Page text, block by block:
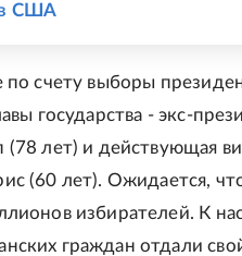
в США
счету выборы
государства - экс-
(78 лет) и действующая
(60 лет). Ожидается,
избирателей. К
граждан отдали